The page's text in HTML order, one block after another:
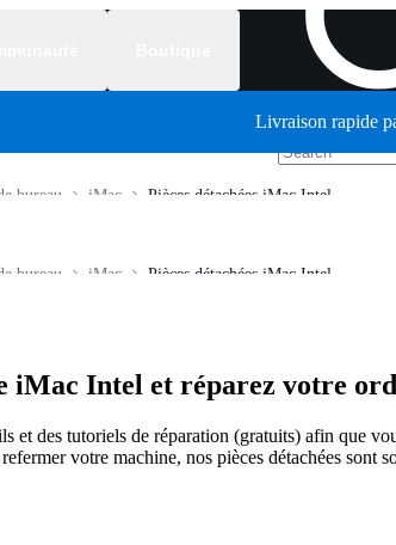
Livraison rapide
Pièces détachées iMac Intel
iMac
bureau
Pièces détachées iMac Intel
iMac
bureau
iMac Intel et réparez votre
et des tutoriels de réparation (gratuits) afin que
votre machine, nos pièces détachées